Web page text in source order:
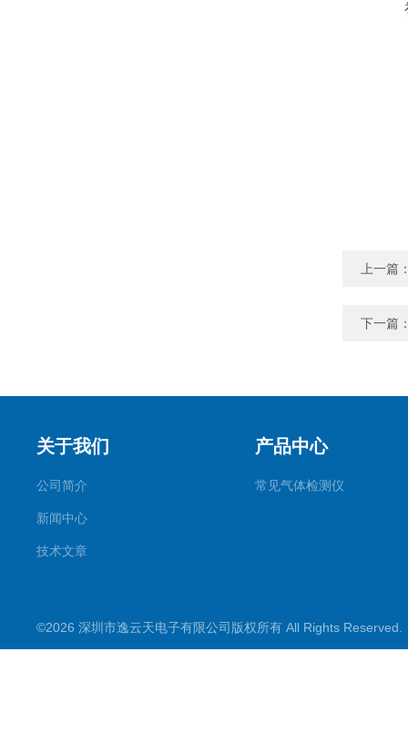
上一篇
下一篇
关于我们
公司简介
新闻中心
技术文章
产品中心
常见气体检测仪
©2026 深圳市逸云天电子有限公司版权所有 All Rights